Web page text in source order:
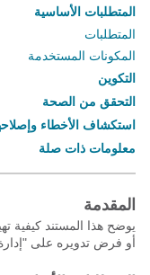
المتطلبات الأساسية
المتطلبات
المكونات المستخدمة
التكوين
التحقق من الصحة
استكشاف الأخطاء
معلومات ذات صلة
المقدمة
يوضح هذا المستند كيفية
أو فرض تدويره على "إدارة